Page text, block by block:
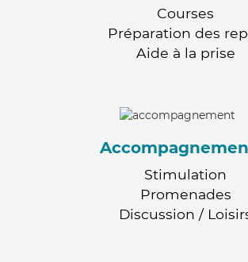
Courses
Préparation des
Aide à la prise
Stimulation
Promenades
Discussion /